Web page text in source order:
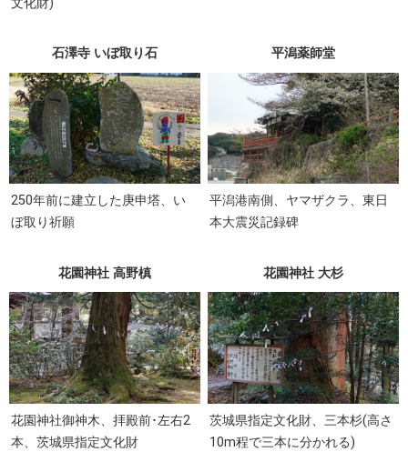
石澤寺 いぼ取り石
250年前に建立した庚申塔、い
ぼ取り祈願
平潟薬師堂
平潟港南側、ヤマザクラ、東日
本大震災記録碑
花園神社 高野槙
花園神社御神木、拝殿前･左右2
本、茨城県指定文化財
花園神社 大杉
茨城県指定文化財、三本杉(高さ
10m程で三本に分かれる)